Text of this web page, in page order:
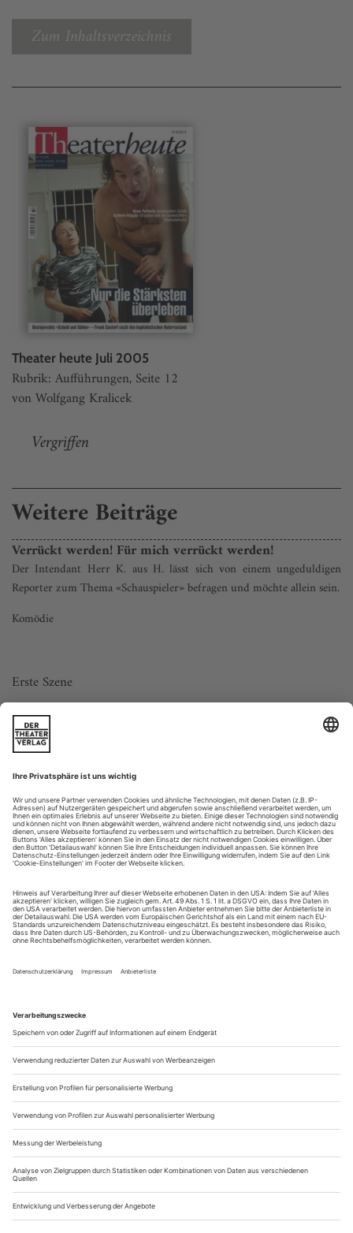
Zum Inhaltsverzeichnis
Theater heute Juli 2005
Rubrik: Aufführungen, Seite 12
von Wolfgang Kralicek
Vergriffen
Weitere Beiträge
Verrückt werden! Für mich verrückt werden!
Der Intendant Herr K. aus H. lässt sich von einem ungeduldigen
Reporter zum Thema «Schauspieler» befragen und möchte allein sein.
Komödie
Erste Szene
Das T.-Theater in H., Intendantenzimmer. Ein Dachstübchen
bescheidenster Art. Es herrscht strenges
Repräsentationsverbot. Ein in die Ecke gedrängtes Echtholz-
Schreibtischchen mit orthopädischem Drehstuhl. Ein kleiner
Typ Manuel Andrack, erschöpft, und der REPORTER, Typ
Marinelli, angespannt. Ein...
Schlesien ist überall?
und Thomas Ostermeier in Mannheim und München nicht mal
Utopiereste in Gerhart Hauptmanns «Vor Sonnenaufgang»
vorzustellen, einen, der von sich sagt, «mein Kampf ist ein
müssten es zuerst alle andern Menschen um mich herum
sein»? Getroffen hat man ja schon länger keinen mehr.
Wäre so einer jung und bei Attac, wäre er ein übrig
gebliebener 68er, wäre er eine...
Böser Spuk
Elfriede Jelinek «Wolke 3»
Die disparaten Textfragmente der großen Potentaten der
deutschen Geistesgeschichte (Novalis, Kleist, Fichte, Hegel
und Heidegger), die Elfriede Jelinek in «Wolken.Heim» zu
einem unheimlichen, zeit- und ortlosen Identitätsdiskurs